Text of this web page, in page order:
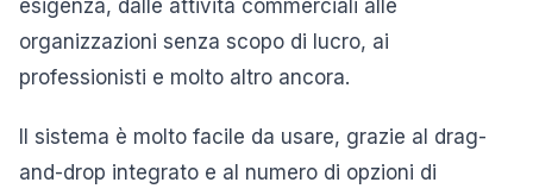
esigenza, dalle attività commerciali alle
organizzazioni senza scopo di lucro, ai
professionisti e molto altro ancora.
Il sistema è molto facile da usare, grazie al drag-
and-drop integrato e al numero di opzioni di